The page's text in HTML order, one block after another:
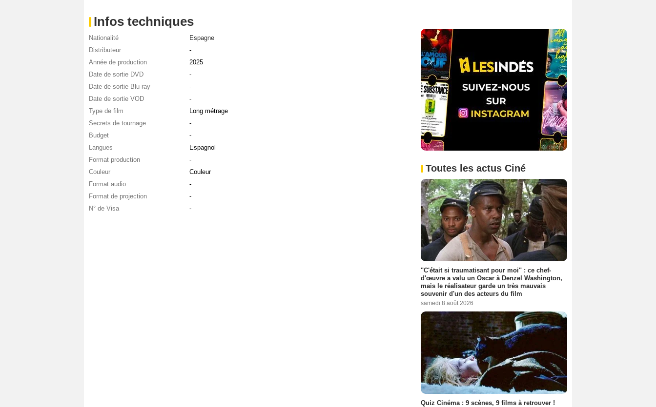
Infos techniques
Nationalité
Espagne
Distributeur
-
Année de production
2025
Date de sortie DVD
-
Date de sortie Blu-ray
-
Date de sortie VOD
-
Type de film
Long métrage
Secrets de tournage
-
Budget
-
Langues
Espagnol
Format production
-
Couleur
Couleur
Format audio
-
Format de projection
-
N° de Visa
-
Toutes les actus Ciné
"C'était si traumatisant pour moi" : ce chef-
d'œuvre a valu un Oscar à Denzel Washington,
mais le réalisateur garde un très mauvais
souvenir d'un des acteurs du film
samedi 8 août 2026
Quiz Cinéma : 9 scènes, 9 films à retrouver !